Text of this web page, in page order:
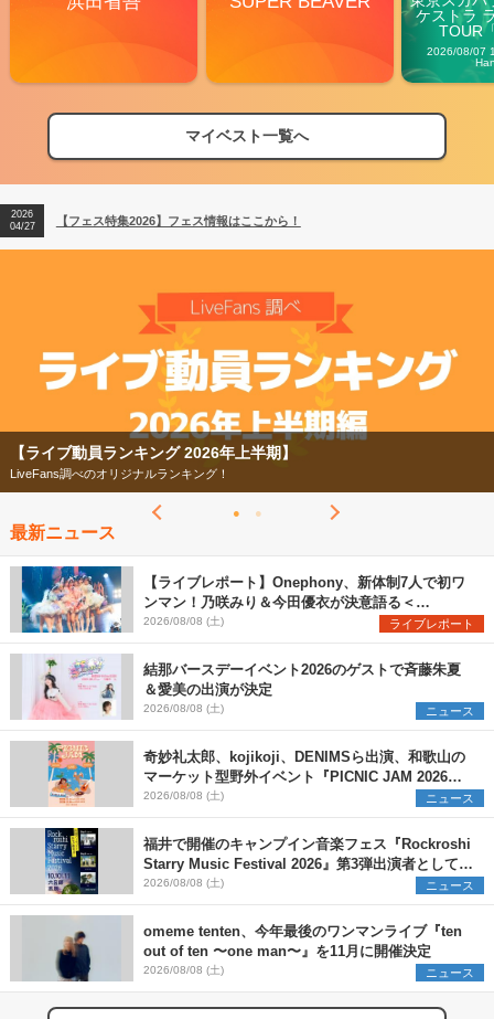
ケストラ
TOUR
2026/08/07
マイベスト一覧へ
【フェス特集2026】フェス情報はここから！
【ライブ動員ランキング】2026年上半期編発表！
2026
04/27
【フェス特集2026】フェス情報はここから！
2026
【フェス特集2026】
今年もフェスの季節がやってきた！
最新ニュース
【ライブレポート】Onephony、新体制7人で初ワ
ンマン！乃咲みり＆今田優衣が決意語る＜
Onephony新体制1st Oneman Live はじまりの夏
＞
2026/08/08 (土) ライブレポート
結那バースデーイベント2026のゲストで斉藤朱夏
＆愛美の出演が決定
2026/08/08 (土) ニュース
奇妙礼太郎、kojikoji、DENIMSら出演、和歌山の
マーケット型野外イベント『PICNIC JAM 2026』
早割チケット発売開始
2026/08/08 (土) ニュース
福井で開催のキャンプイン音楽フェス『Rockroshi
Starry Music Festival 2026』第3弾出演者として
SCOOBIE DO、かりゆし58、Reiを発表
2026/08/08 (土) ニュース
omeme tenten、今年最後のワンマンライブ『ten
out of ten 〜one man〜』を11月に開催決定
2026/08/08 (土) ニュース